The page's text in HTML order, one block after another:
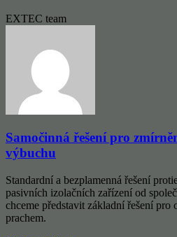
EXTEC team
Samočinná řešení pro
výbuchu
Standardní a bezplamenná řešení
pasivních izolačních zařízení od
chceme představit základní řešení pro
prachem.